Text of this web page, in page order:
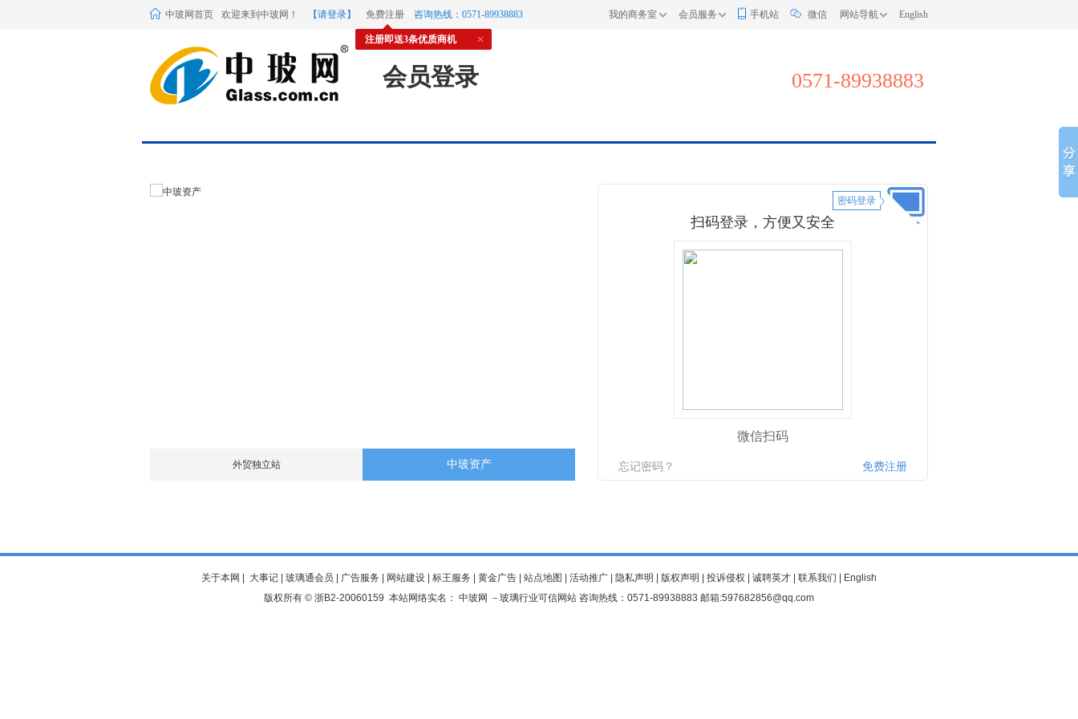
中玻网首页 欢迎来到中玻网！ 【请登录】 免费注册 咨询热线：0571-89938883
注册即送3条优质商机
我的商务室 会员服务 手机站 微信 网站导航 English
会员登录 0571-89938883
外贸独立站 中玻资产
密码登录
扫码登录，方便又安全
微信扫码
忘记密码？ 免费注册
关于本网 大事记 玻璃通会员 广告服务 网站建设 标王服务 黄金广告 站点地图 活动推广 隐私声明 版权声明 投诉侵权 诚聘英才 联系我们
English
版权所有 © 浙B2-20060159 本站网络实名： 中玻网 －玻璃行业可信网站 咨询热线：0571-89938883 邮箱:597682856@qq.com